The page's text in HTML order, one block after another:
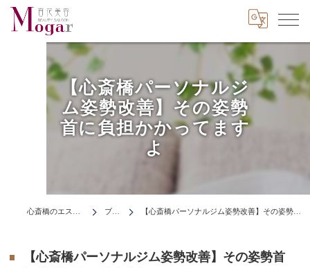
【心斎橋パーソナルジ
ム姿勢改善】その姿勢
首に負担かかってます
よ
ブログ 【心斎橋パーソナルジム姿勢改善】その姿勢首に負担かかってますよ
【心斎橋パーソナルジム姿勢改善】その姿勢首